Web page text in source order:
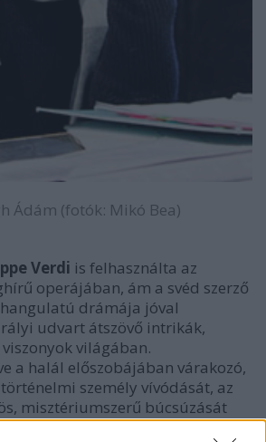
Ádám (fotók: Mikó Bea)
Verdi is felhasználta az
operájában, ám a svéd szerző
drámája jóval
udvart átszövő intrikák,
világában.
a halál előszobájában várakozó,
személy vívódását, az
misztériumszerű búcsúzását